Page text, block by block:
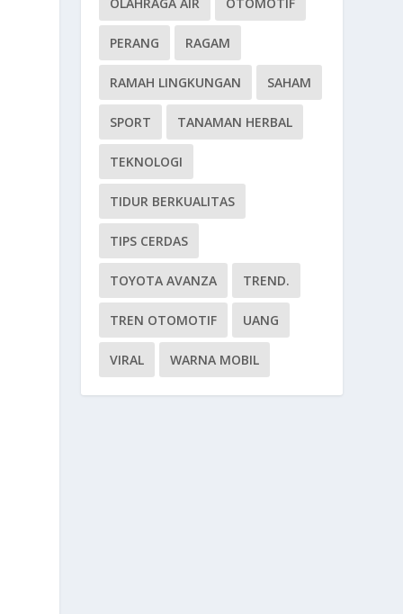
PERANG RAGAM
RAMAH LINGKUNGAN SAHAM
SPORT TANAMAN HERBAL
TEKNOLOGI
TIDUR BERKUALITAS
TIPS CERDAS
TOYOTA AVANZA TREND.
TREN OTOMOTIF UANG
VIRAL WARNA MOBIL